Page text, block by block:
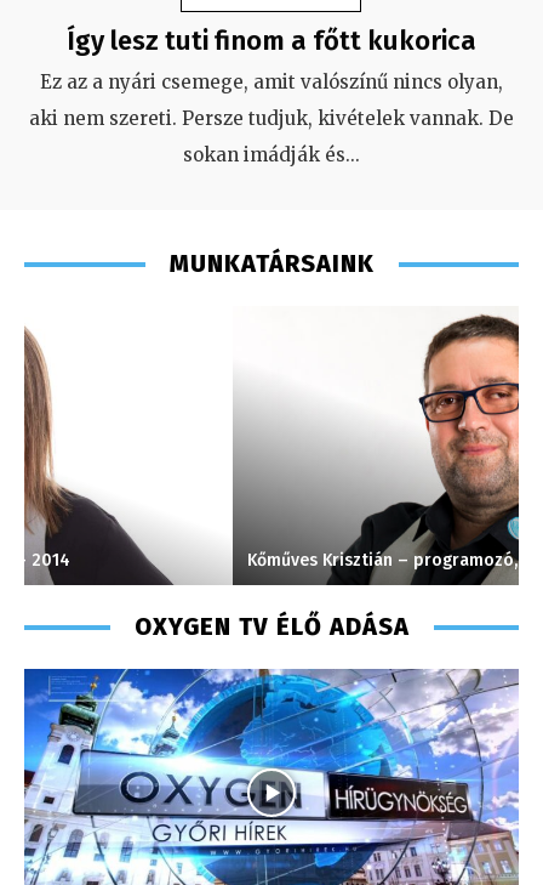
Így lesz tuti finom a főtt kukorica
Ez az a nyári csemege, amit valószínű nincs olyan,
aki nem szereti. Persze tudjuk, kivételek vannak. De
sokan imádják és...
MUNKATÁRSAINK
Kőműves Krisztián – programozó, technikus
OXYGEN TV ÉLŐ ADÁSA